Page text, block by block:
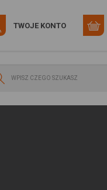
TWOJE KONTO